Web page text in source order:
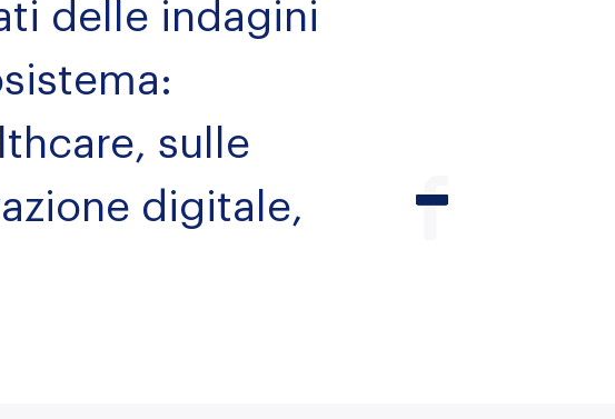
delle indagini
sulle
digitale,